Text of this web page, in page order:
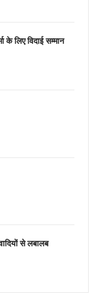
के लिए विदाई सम्मान
से लबालब